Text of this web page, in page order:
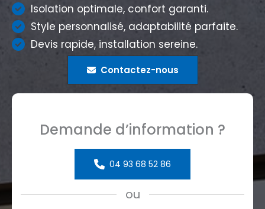
Isolation optimale, confort garanti.
Style personnalisé, adaptabilité parfaite.
Devis rapide, installation sereine.
Contactez-nous
Demande d’information ?
04 93 68 52 86
ou